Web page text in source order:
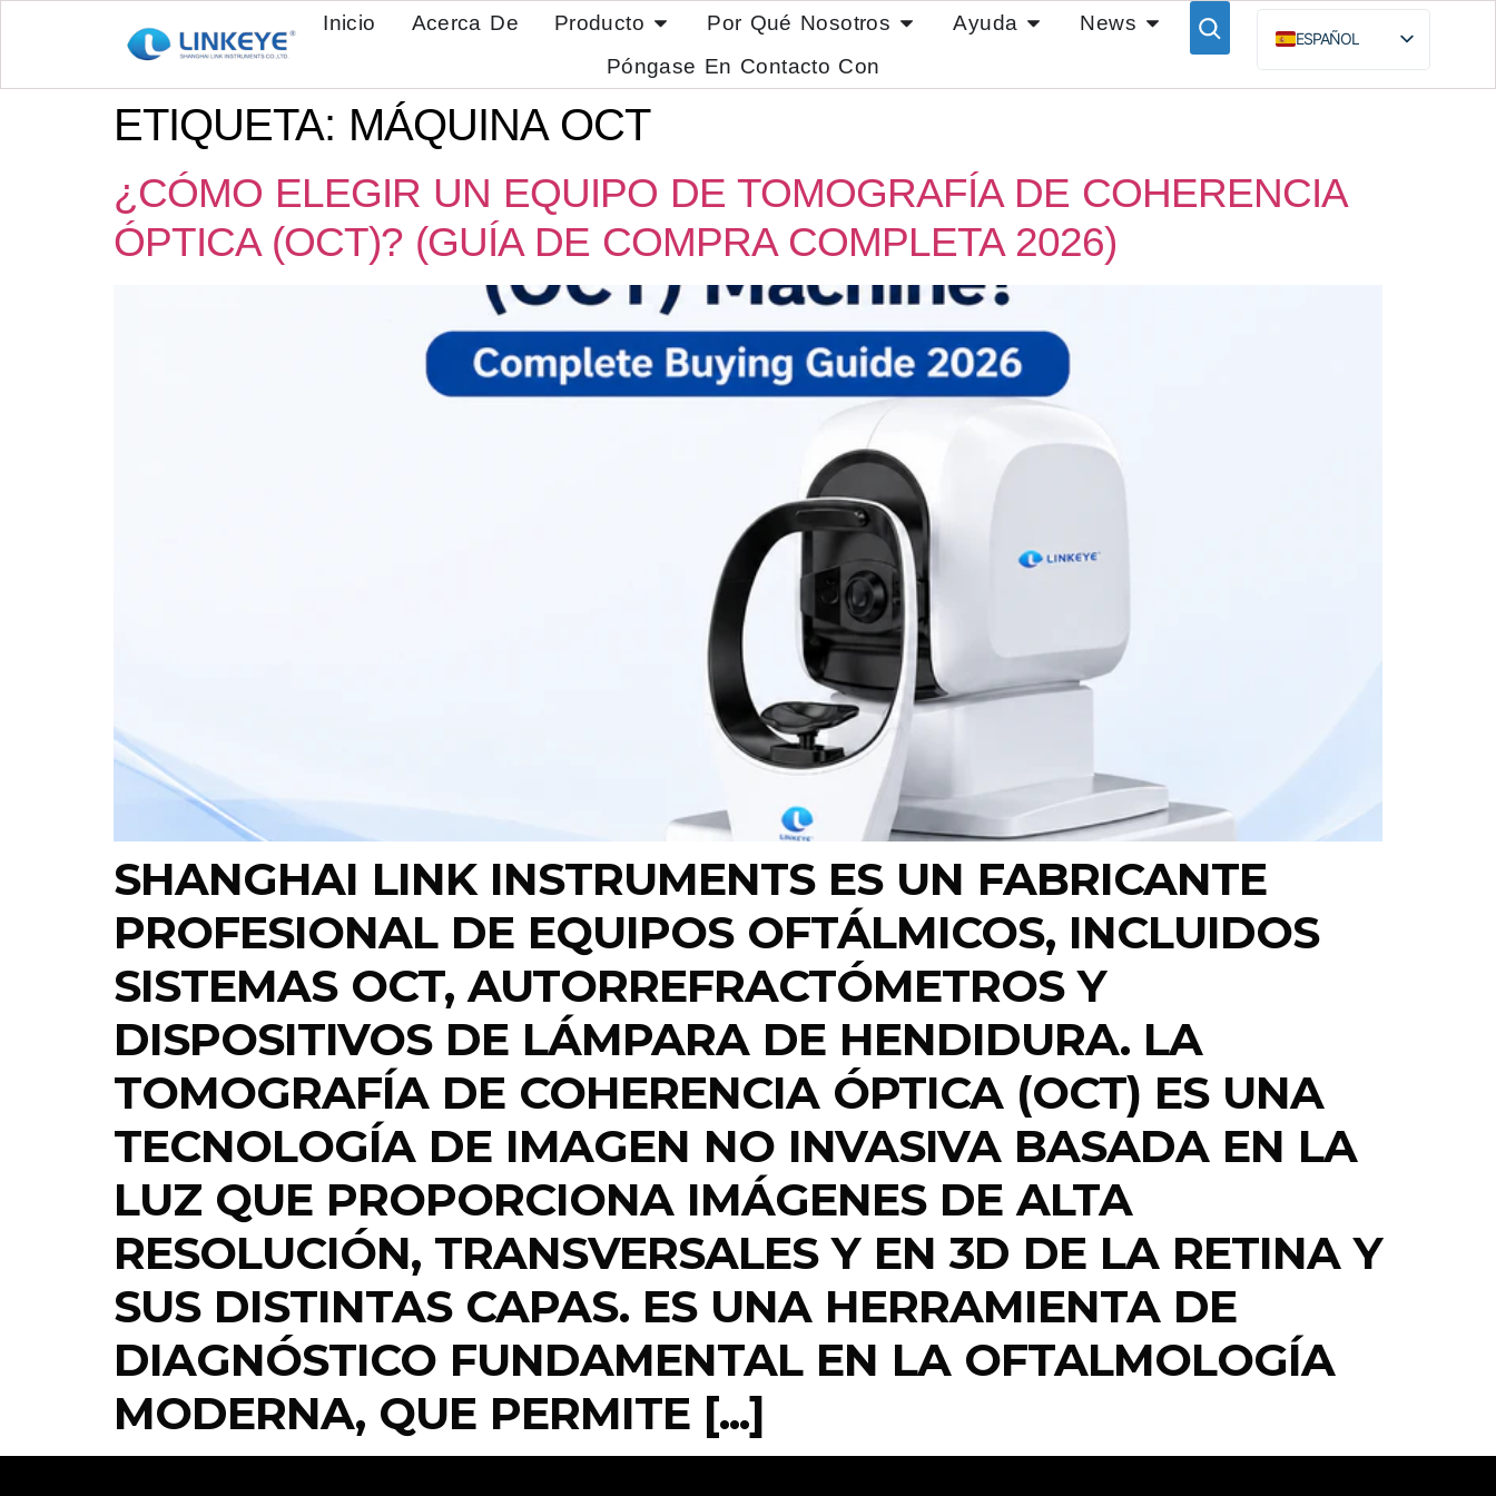
Inicio Acerca De Producto Por Qué Nosotros Ayuda
News
Póngase En Contacto Con
ESPAÑOL
ENGLISH
ETIQUETA: MÁQUINA OCT
¿CÓMO ELEGIR UN EQUIPO DE TOMOGRAFÍA DE COHERENCIA
ÓPTICA (OCT)? (GUÍA DE COMPRA COMPLETA 2026)
SHANGHAI LINK INSTRUMENTS ES UN FABRICANTE
PROFESIONAL DE EQUIPOS OFTÁLMICOS, INCLUIDOS
SISTEMAS OCT, AUTORREFRACTÓMETROS Y
DISPOSITIVOS DE LÁMPARA DE HENDIDURA. LA
TOMOGRAFÍA DE COHERENCIA ÓPTICA (OCT) ES UNA
TECNOLOGÍA DE IMAGEN NO INVASIVA BASADA EN LA
LUZ QUE PROPORCIONA IMÁGENES DE ALTA
RESOLUCIÓN, TRANSVERSALES Y EN 3D DE LA RETINA Y
SUS DISTINTAS CAPAS. ES UNA HERRAMIENTA DE
DIAGNÓSTICO FUNDAMENTAL EN LA OFTALMOLOGÍA
MODERNA, QUE PERMITE [...]